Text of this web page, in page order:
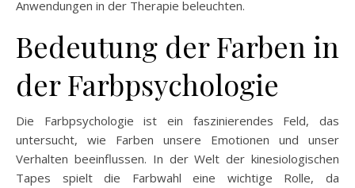
Anwendungen in der Therapie beleuchten.
Bedeutung der Farben in
der Farbpsychologie
Die Farbpsychologie ist ein faszinierendes Feld, das
untersucht, wie Farben unsere Emotionen und unser
Verhalten beeinflussen. In der Welt der kinesiologischen
Tapes spielt die Farbwahl eine wichtige Rolle, da